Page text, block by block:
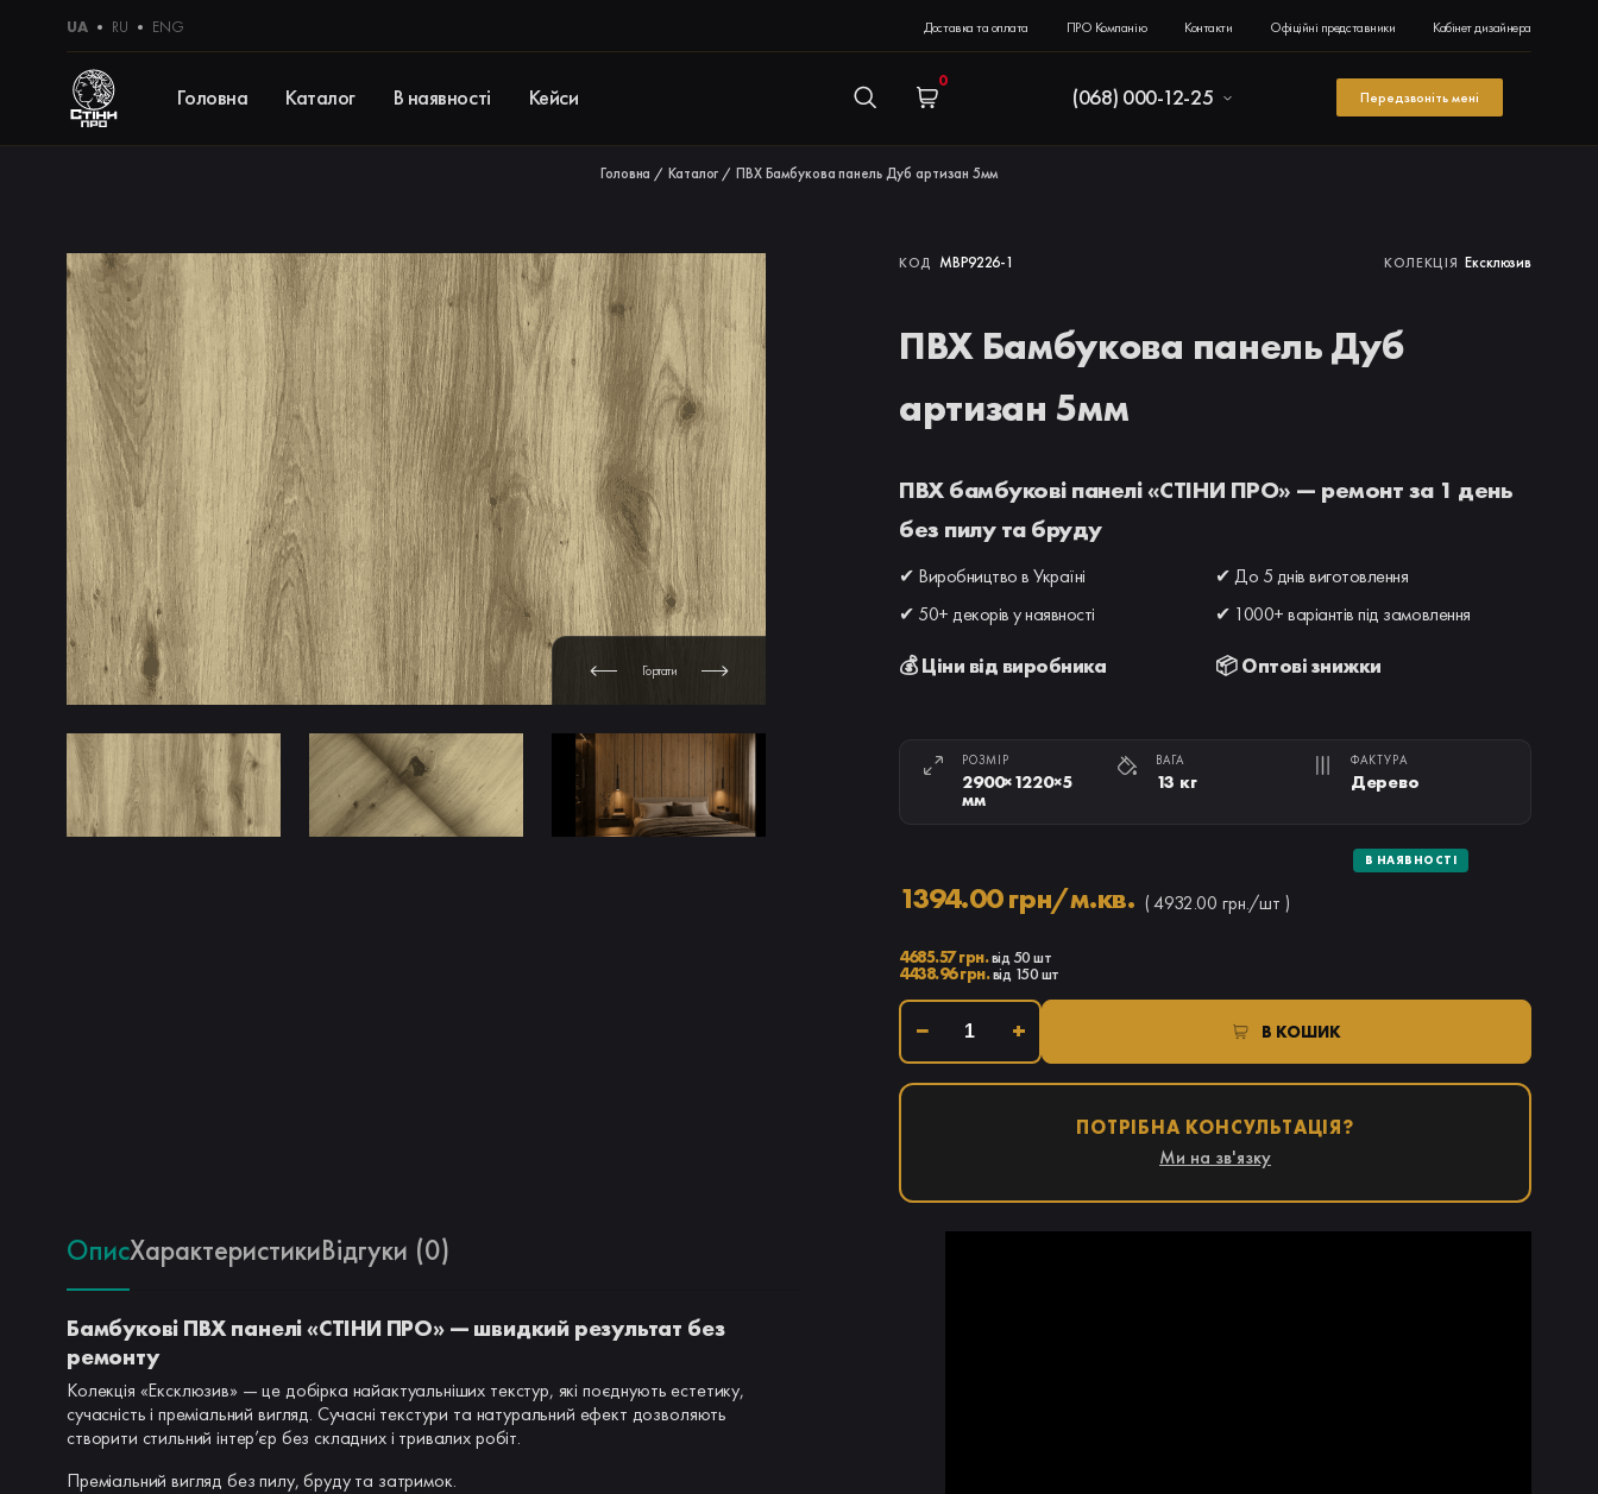
UA RU ENG Доставка та оплата ПРО Компанію Контакти Офіційні представники Кабінет дизайнера
Головна Каталог В наявності Кейси
0
(068) 000-12-25 Передзвоніть мені
Головна / Каталог / ПВХ Бамбукова панель Дуб aртизан 5мм
Гортати
КОД MBP9226-1 КОЛЕКЦІЯ Ексклюзив
ПВХ Бамбукова панель Дуб
aртизан 5мм
ПВХ бамбукові панелі «СТІНИ ПРО» — ремонт за 1 день
без пилу та бруду
✔ Виробництво в Україні
✔ До 5 днів виготовлення
✔ 50+ декорів у наявності
✔ 1000+ варіантів під замовлення
💰 Ціни від виробника 📦 Оптові знижки
РОЗМІР
2900×1220×5
мм
ВАГА
13 кг
ФАКТУРА
Дерево
1394.00 грн/м.кв. ( 4932.00 грн./шт )
В НАЯВНОСТІ
4685.57 грн.від 50 шт
4438.96 грн.від 150 шт
− + В КОШИК
ПОТРІБНА КОНСУЛЬТАЦІЯ?
Ми на зв'язку
ОписХарактеристикиВідгуки (0)
Бамбукові ПВХ панелі «СТІНИ ПРО» — швидкий результат без
ремонту
Колекція «Ексклюзив» — це добірка найактуальніших текстур, які поєднують естетику,
сучасність і преміальний вигляд. Сучасні текстури та натуральний ефект дозволяють
створити стильний інтер’єр без складних і тривалих робіт.
Преміальний вигляд без пилу, бруду та затримок.